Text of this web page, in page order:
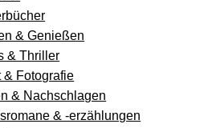
& Genießen
& Thriller
& Fotografie
& Nachschlagen
& -erzählungen